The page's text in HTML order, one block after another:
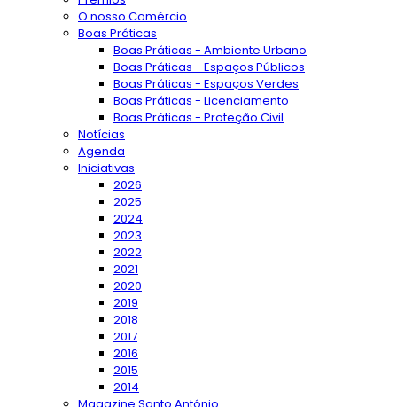
O nosso Comércio
Boas Práticas
Boas Práticas - Ambiente Urbano
Boas Práticas - Espaços Públicos
Boas Práticas - Espaços Verdes
Boas Práticas - Licenciamento
Boas Práticas - Proteção Civil
Notícias
Agenda
Iniciativas
2026
2025
2024
2023
2022
2021
2020
2019
2018
2017
2016
2015
2014